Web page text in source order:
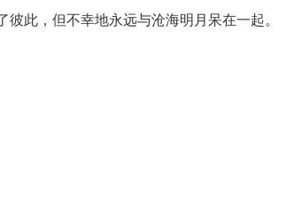
此，但不幸地永远与沧海明月呆在一起。